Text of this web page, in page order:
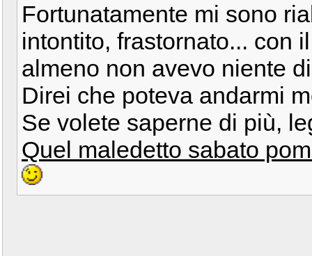
Fortunatamente mi sono
intontito, frastornato... con
almeno non avevo niente
Direi che poteva andarmi
Se volete saperne di più,
Quel maledetto sabato